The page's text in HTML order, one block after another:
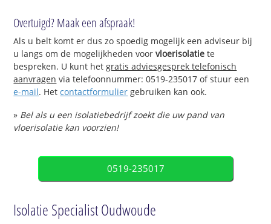
Overtuigd? Maak een afspraak!
Als u belt komt er dus zo spoedig mogelijk een adviseur bij
u langs om de mogelijkheden voorvloerisolatie te
bespreken. U kunt hetgratis adviesgesprek telefonisch
aanvragen via telefoonnummer: 0519-235017 of stuur een
e-mail. Hetcontactformulier gebruiken kan ook.
» Bel als u een isolatiebedrijf zoekt die uw pand van
vloerisolatie kan voorzien!
0519-235017
Isolatie Specialist Oudwoude